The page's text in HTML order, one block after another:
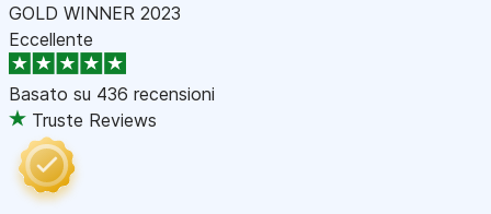
GOLD WINNER 2023
Eccellente
Basato su 436 recensioni
Truste Reviews